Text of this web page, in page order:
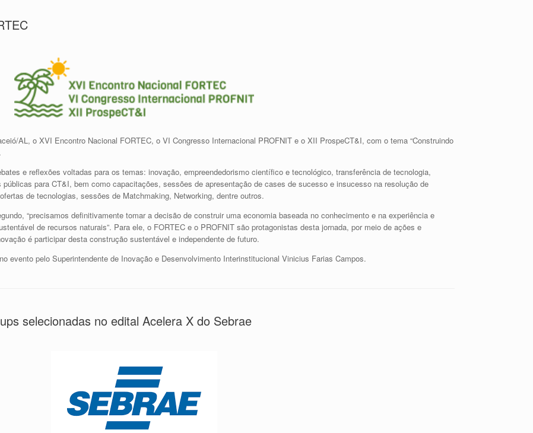
AL, o XVI Encontro Nacional FORTEC, o VI Congresso Internacional PROFNIT e o XII ProspeCT&I, com o tema “Construindo
e reflexões voltadas para os temas: inovação, empreendedorismo científico e tecnológico, transferência de tecnologia,
para CT&I, bem como capacitações, sessões de apresentação de cases de sucesso e insucesso na resolução de
de tecnologias, sessões de Matchmaking, Networking, dentre outros.
“precisamos definitivamente tomar a decisão de construir uma economia baseada no conhecimento e na experiência e
de recursos naturais”. Para ele, o FORTEC e o PROFNIT são protagonistas desta jornada, por meio de ações e
é participar desta construção sustentável e independente de futuro.
evento pelo Superintendente de Inovação e Desenvolvimento Interinstitucional Vinicius Farias Campos.
selecionadas no edital Acelera X do Sebrae